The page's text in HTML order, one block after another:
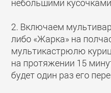
небольшими
2. Включаем
либо «Жарка» на
мультикастрюлю
на протяжении 15
будет один раз его